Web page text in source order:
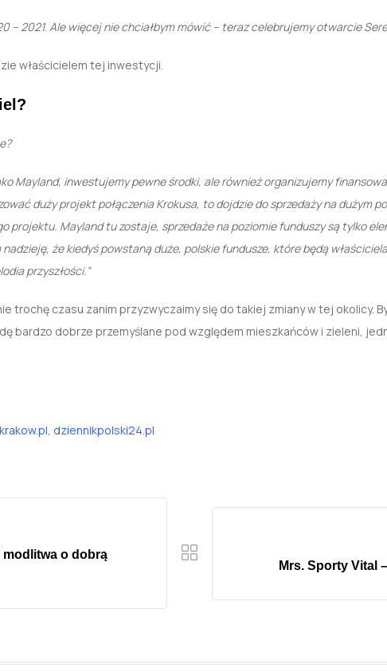
– 2021. Ale więcej nie chciałbym mówić – teraz celebrujemy otwarcie
właścicielem tej inwestycji.
Mayland, inwestujemy pewne środki, ale również organizujemy
duży projekt połączenia Krokusa, to dojdzie do sprzedaży na dużym
projektu. Mayland tu zostaje, sprzedaże na poziomie funduszy są tylko
że kiedyś powstaną duże, polskie fundusze, które będą
przyszłości.”
trochę czasu zanim przyzwyczaimy się do takiej zmiany w tej okolicy.
bardzo dobrze przemyślane pod względem mieszkańców i zieleni,
, dziennikpolski24.pl
modlitwa o dobrą
Mrs. Sporty Vital